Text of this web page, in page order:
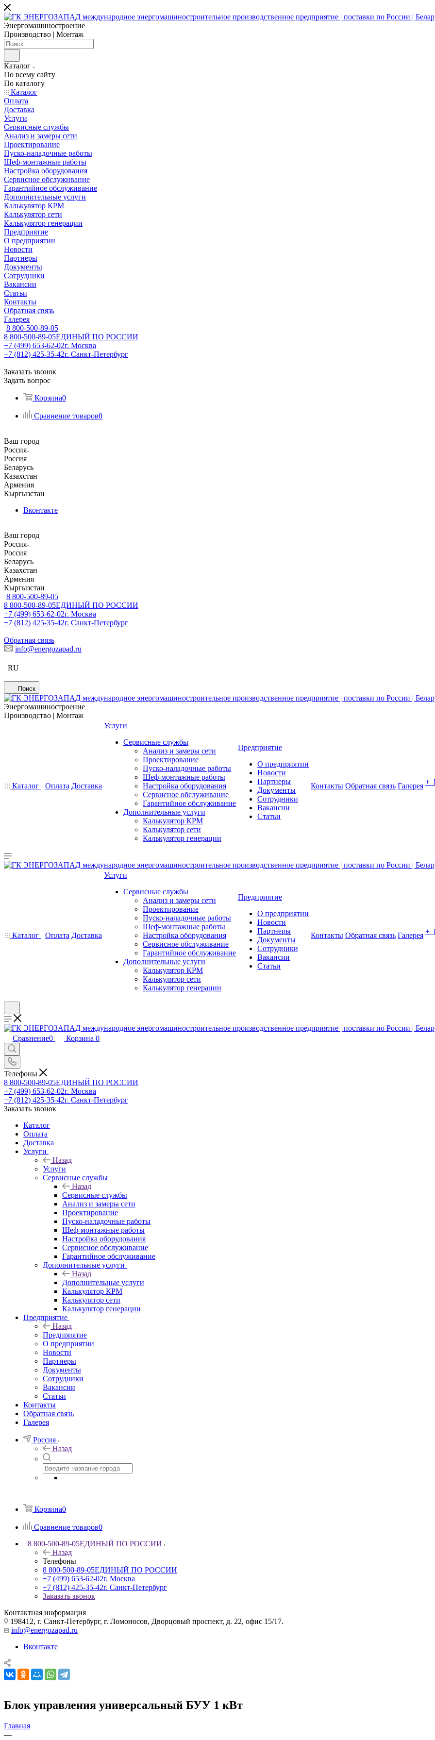
Энергомашиностроение
Производство | Монтаж
Каталог
По всему сайту
По каталогу
Каталог
Оплата
Доставка
Услуги
Сервисные службы
Анализ и замеры сети
Проектирование
Пуско-наладочные работы
Шеф-монтажные работы
Настройка оборудования
Сервисное обслуживание
Гарантийное обслуживание
Дополнительные услуги
Калькулятор КРМ
Калькулятор сети
Калькулятор генерации
Предприятие
О предприятии
Новости
Партнеры
Документы
Сотрудники
Вакансии
Статьи
Контакты
Обратная связь
Галерея
8 800-500-89-05
8 800-500-89-05ЕДИНЫЙ ПО РОССИИ
+7 (499) 653-62-02г. Москва
+7 (812) 425-35-42г. Санкт-Петербург
Заказать звонок
Задать вопрос
Корзина0
Сравнение товаров0
Ваш город
Россия
Россия
Беларусь
Казахстан
Армения
Кыргызстан
Вконтакте
Ваш город
Россия
Россия
Беларусь
Казахстан
Армения
Кыргызстан
8 800-500-89-05
8 800-500-89-05ЕДИНЫЙ ПО РОССИИ
+7 (499) 653-62-02г. Москва
+7 (812) 425-35-42г. Санкт-Петербург
Обратная связь
info@energozapad.ru
RU
Поиск
Энергомашиностроение
Производство | Монтаж
Каталог Оплата Доставка
Услуги
Сервисные службы
Анализ и замеры сети
Проектирование
Пуско-наладочные работы
Шеф-монтажные работы
Настройка оборудования
Сервисное обслуживание
Гарантийное обслуживание
Дополнительные услуги
Калькулятор КРМ
Калькулятор сети
Калькулятор генерации
Предприятие
О предприятии
Новости
Партнеры
Документы
Сотрудники
Вакансии
Статьи
Контакты Обратная связь Галерея +
Каталог Оплата Доставка
Услуги
Сервисные службы
Анализ и замеры сети
Проектирование
Пуско-наладочные работы
Шеф-монтажные работы
Настройка оборудования
Сервисное обслуживание
Гарантийное обслуживание
Дополнительные услуги
Калькулятор КРМ
Калькулятор сети
Калькулятор генерации
Предприятие
О предприятии
Новости
Партнеры
Документы
Сотрудники
Вакансии
Статьи
Контакты Обратная связь Галерея +
Сравнение0 Корзина 0
Телефоны
8 800-500-89-05ЕДИНЫЙ ПО РОССИИ
+7 (499) 653-62-02г. Москва
+7 (812) 425-35-42г. Санкт-Петербург
Заказать звонок
Каталог
Оплата
Доставка
Услуги
Назад
Услуги
Сервисные службы
Назад
Сервисные службы
Анализ и замеры сети
Проектирование
Пуско-наладочные работы
Шеф-монтажные работы
Настройка оборудования
Сервисное обслуживание
Гарантийное обслуживание
Дополнительные услуги
Назад
Дополнительные услуги
Калькулятор КРМ
Калькулятор сети
Калькулятор генерации
Предприятие
Назад
Предприятие
О предприятии
Новости
Партнеры
Документы
Сотрудники
Вакансии
Статьи
Контакты
Обратная связь
Галерея
Россия
Назад
Корзина0
Сравнение товаров0
8 800-500-89-05ЕДИНЫЙ ПО РОССИИ
Назад
Телефоны
8 800-500-89-05ЕДИНЫЙ ПО РОССИИ
+7 (499) 653-62-02г. Москва
+7 (812) 425-35-42г. Санкт-Петербург
Заказать звонок
Контактная информация
198412, г. Санкт-Петербург, г. Ломоносов, Дворцовый проспект, д. 22, офис 15/17.
info@energozapad.ru
Вконтакте
Блок управления универсальный БУУ 1 кВт
Главная
—